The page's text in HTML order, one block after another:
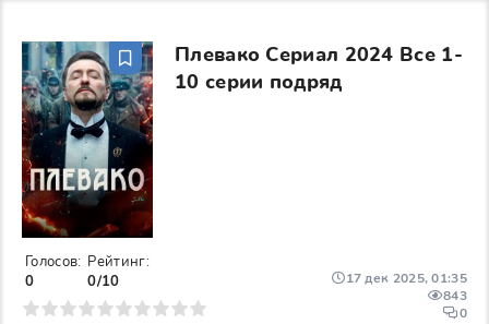
Плевако Сериал 2024 Все 1-
10 серии подряд
17 дек 2025, 01:35
843
0
Голосов:
0
Рейтинг:
0/10
7 8 9 10